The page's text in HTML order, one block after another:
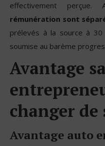
effectivement perçue.
rémunération sont
prélevés à la source à
soumise au barème
Avantage
changer de
Avantage auto